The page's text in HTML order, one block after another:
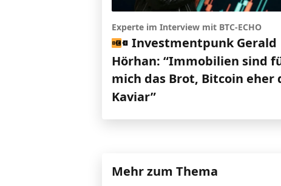
Experte im Interview mit BTC-ECHO
Investmentpunk Gerald
Hörhan: “Immobilien sind
mich das Brot, Bitcoin eher
Kaviar”
Mehr zum Thema